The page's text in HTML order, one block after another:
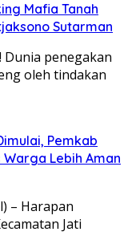
Mafia Tanah
Sutarman
Dunia penegakan
oleh tindakan
Pemkab
Lebih Aman
– Harapan
Jati